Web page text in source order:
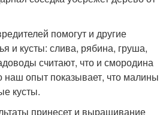
помогут и другие
и кусты: слива, рябина, груша,
считают, что и смородина
опыт показывает, что малины
кусты.
принесет и выращивание